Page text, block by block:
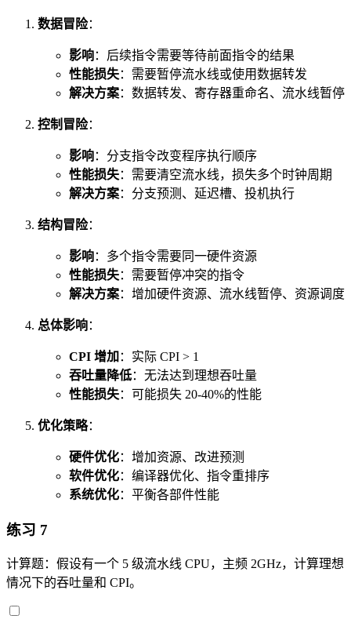
数据冒险：
影响：后续指令需要等待前面指令的结果
性能损失：需要暂停流水线或使用数据转发
解决方案：数据转发、寄存器重命名、流水线暂停
控制冒险：
影响：分支指令改变程序执行顺序
性能损失：需要清空流水线，损失多个时钟周期
解决方案：分支预测、延迟槽、投机执行
结构冒险：
影响：多个指令需要同一硬件资源
性能损失：需要暂停冲突的指令
解决方案：增加硬件资源、流水线暂停、资源调度
总体影响：
CPI 增加 ：实际 CPI > 1
吞吐量降低：无法达到理想吞吐量
性能损失：可能损失 20-40%的性能
优化策略：
硬件优化：增加资源、改进预测
软件优化：编译器优化、指令重排序
系统优化：平衡各部件性能
练习 7
计算题：假设有一个 5 级流水线 CPU，主频 2GHz，计算理想
情况下的吞吐量和 CPI。